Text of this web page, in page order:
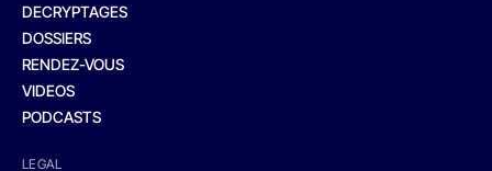
DECRYPTAGES
DOSSIERS
RENDEZ-VOUS
VIDEOS
PODCASTS
LEGAL